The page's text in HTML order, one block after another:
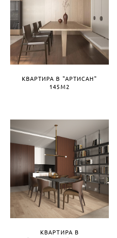
КВАРТИРА В "АРТИСАН"
145М2
КВАРТИРА В